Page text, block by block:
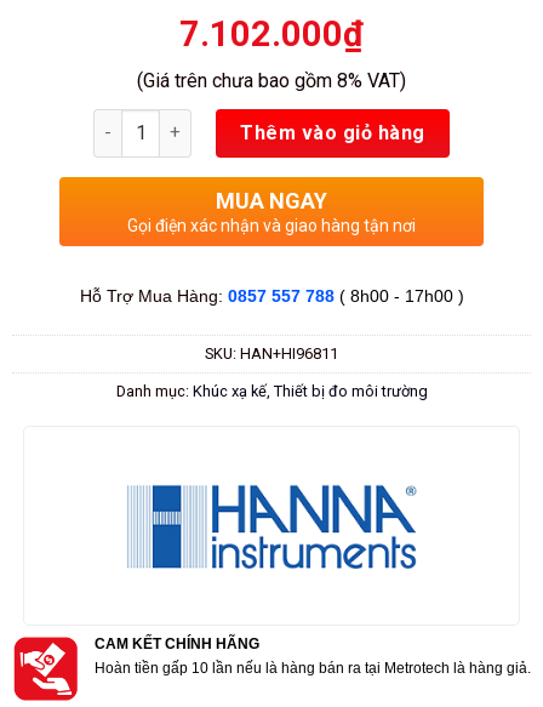
7.102.000₫
(Giá trên chưa bao gồm 8% VAT)
Số lượng Thêm vào giỏ hàng
MUA NGAY
Gọi điện xác nhận và giao hàng tận nơi
Hỗ Trợ Mua Hàng: 0857 557 788 ( 8h00 - 17h00 )
SKU: HAN+HI96811
Danh mục: Khúc xạ kế, Thiết bị đo môi trường
CAM KẾT CHÍNH HÃNG
Hoàn tiền gấp 10 lần nếu là hàng bán ra tại Metrotech là hàng giả.